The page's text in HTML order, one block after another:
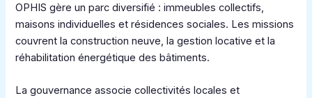
OPHIS gère un parc diversifié : immeubles collectifs,
maisons individuelles et résidences sociales. Les missions
couvrent la construction neuve, la gestion locative et la
réhabilitation énergétique des bâtiments.
La gouvernance associe collectivités locales et